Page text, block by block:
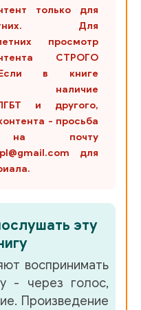
ослов
шутка
любви и смеха
только для
Для
просмотр
СТРОГО
в книге
наличие
и другого,
- просьба
на почту
для
эту
воспринимать
- через голос,
Произведение